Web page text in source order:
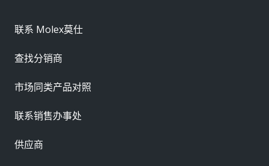
联系 Molex莫仕
查找分销商
市场同类产品对照
联系销售办事处
供应商